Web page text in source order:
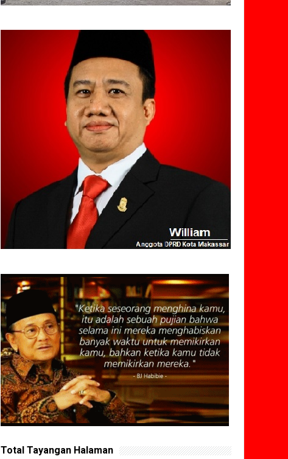
Total Tayangan Halaman